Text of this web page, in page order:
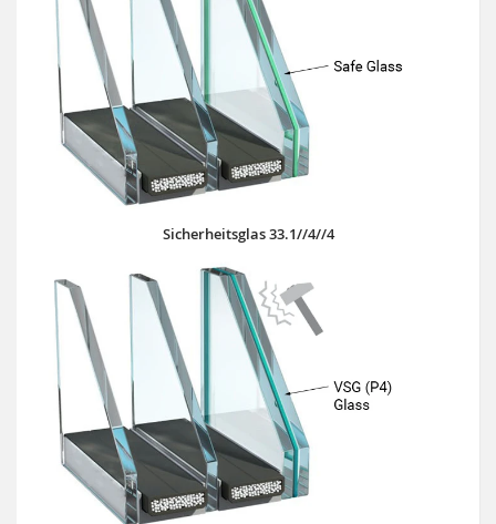
Sicherheitsglas 33.1//4//4